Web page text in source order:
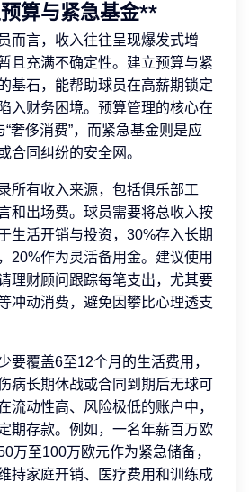
算与紧急基金**
而言，收入往往呈现爆发式增
且充满不确定性。建立预算与紧
基石，能帮助球员在高薪期锁定
入财务困境。预算管理的核心在
“奢侈消费”，而紧急基金则是应
合同纠纷的安全网。
所有收入来源，包括俱乐部工
和出场费。球员需要将总收入按
生活开销与投资，30%存入长期
20%作为灵活备用金。建议使用
理财顾问跟踪每笔支出，尤其要
冲动消费，避免因攀比心理透支
要覆盖6至12个月的生活费用，
病长期休战或合同到期后无球可
流动性高、风险极低的账户中，
期存款。例如，一名年薪百万欧
万至100万欧元作为紧急储备，
持家庭开销、医疗费用和训练成